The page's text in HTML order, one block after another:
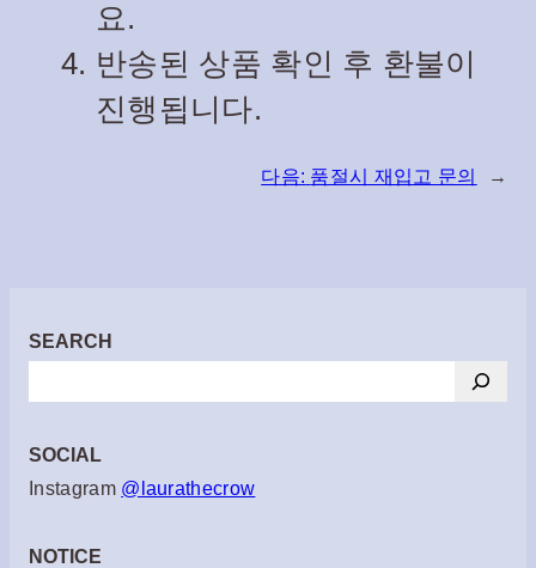
요.
반송된 상품 확인 후 환불이
진행됩니다.
다음: 품절시 재입고 문의 →
SEARCH
색
SOCIAL
Instagram @laurathecrow
NOTICE